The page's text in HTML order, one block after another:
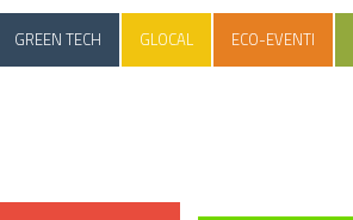
GREEN TECH GLOCAL ECO-EVENTI